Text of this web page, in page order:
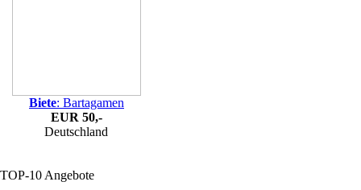
Biete: Bartagamen
EUR 50,-
Deutschland
TOP-10 Angebote